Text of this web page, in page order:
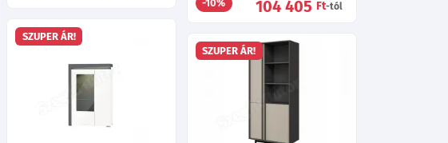
-10% 104 405 Ft-tól
SZUPER ÁR!
SZUPER ÁR!